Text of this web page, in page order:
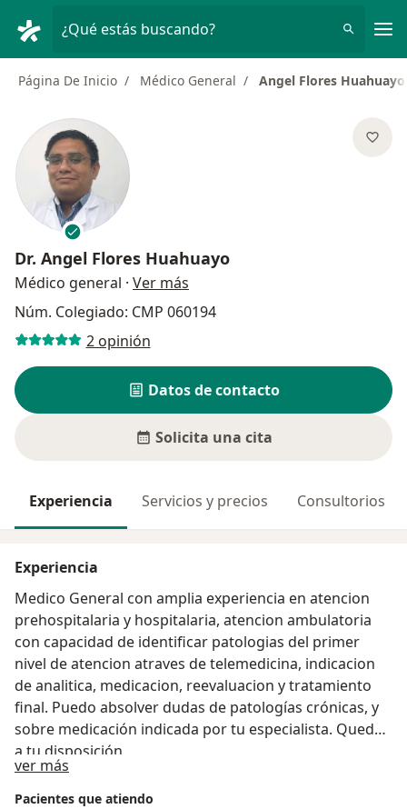
¿Qué estás buscando?
Página De Inicio Médico General Angel Flores Huahuayo
Dr. Angel Flores Huahuayo
Médico general · Ver más
Núm. Colegiado: CMP 060194
2 opinión
Datos de contacto
Solicita una cita
Experiencia Servicios y precios Consultorios
Experiencia
Medico General con amplia experiencia en atencion
prehospitalaria y hospitalaria, atencion ambulatoria
con capacidad de identificar patologias del primer
nivel de atencion atraves de telemedicina, indicacion
de analitica, medicacion, reevaluacion y tratamiento
final. Puedo absolver dudas de patologías crónicas, y
sobre medicación indicada por tu especialista. Quedo
a tu disposición.
ver más
Pacientes que atiendo